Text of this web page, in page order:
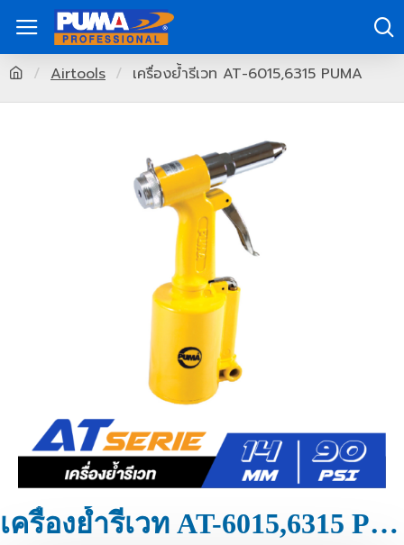
Airtools เครื่องย้ำรีเวท AT-6015,6315 PUMA
เครื่องย้ำรีเวท AT-6015,6315 PUMA